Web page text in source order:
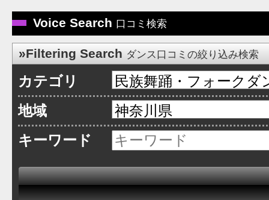
Voice Search 口コミ検索
»Filtering Search ダンス口コミの絞り込み検索
カテゴリ
地域
キーワード